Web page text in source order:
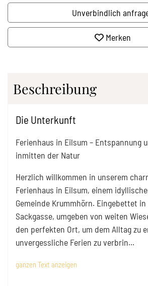
Unverbindlich
Merken
Beschreibung
Die Unterkunft
Ferienhaus in Eilsum – Entspannung
inmitten der Natur
Herzlich willkommen in unserem
Ferienhaus in Eilsum, einem
Gemeinde Krummhörn. Eingebettet
Sackgasse, umgeben von weiten
den perfekten Ort, um dem Alltag zu
unvergessliche Ferien zu verbrin...
ganzen Text anzeigen